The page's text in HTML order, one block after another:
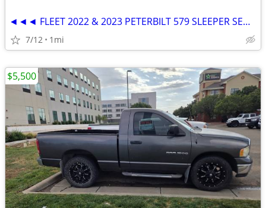
◄◄◄ FLEET 2022 & 2023 PETERBILT 579 SLEEPER SEMI TRUCKS ►►►
7/12 1mi
$5,500